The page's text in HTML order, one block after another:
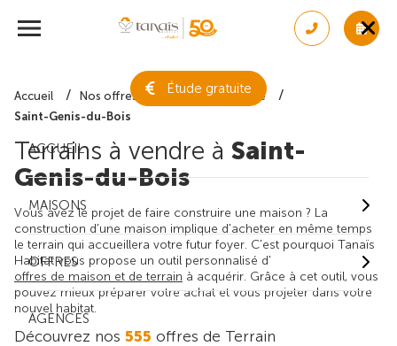
Étude gratuite
ACCUEIL
MAISONS
OFFRES
AGENCES
Accueil Nos offres de terrain
Gironde
Saint-Genis-du-Bois
Terrains à vendre à Saint-
Genis-du-Bois
Vous avez le projet de faire construire une maison ? La
construction d'une maison implique d'acheter en même temps
le terrain qui accueillera votre futur foyer. C'est pourquoi Tanaïs
Habitat vous propose un outil personnalisé d'
offres de maison et de terrain à acquérir. Grâce à cet outil, vous
pouvez mieux préparer votre achat et vous projeter dans votre
nouvel habitat.
Découvrez nos 555 offres de Terrain